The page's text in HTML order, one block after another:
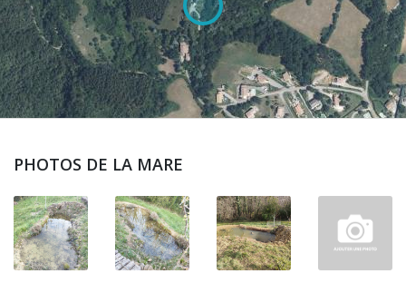
PHOTOS DE LA MARE